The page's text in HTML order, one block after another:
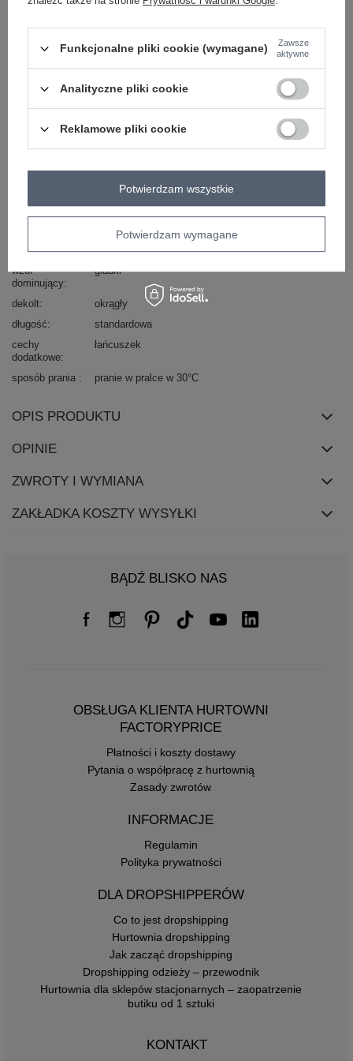
sposób prania : pranie w pralce w 30°C
do pracy
na imprezę
skład materiału
100% poliester
styl
elegancki
wzór
dominujący
gładki
dekolt
okrągły
długość
standardowa
cechy
dodatkowe
łańcuszek
sposób prania pranie w pralce w 30°C
OPIS PRODUKTU
OPINIE
ZWROTY I WYMIANA
ZAKŁADKA KOSZTY WYSYŁKI
BĄDŹ BLISKO NAS
OBSŁUGA KLIENTA HURTOWNI
FACTORYPRICE
Płatności i koszty dostawy
Pytania o współpracę z hurtownią
Zasady zwrotów
INFORMACJE
Regulamin
Polityka prywatności
DLA DROPSHIPPERÓW
Co to jest dropshipping
Hurtownia dropshipping
Jak zacząć dropshipping
Dropshipping odzieży – przewodnik
Hurtownia dla sklepów stacjonarnych – zaopatrzenie
butiku od 1 sztuki
KONTAKT
Funkcjonalne pliki cookie (wymagane)
Zawsze
aktywne
Analityczne pliki cookie
Reklamowe pliki cookie
Potwierdzam wymagane
Potwierdzam wszystkie